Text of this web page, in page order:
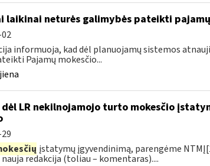
laikinai neturės galimybės pateikti
informuoja, kad dėl planuojamų sistemos
Pajamų mokesčio...
LR nekilnojamojo turto mokesčio
įstatymų įgyvendinimą, parengėme
redakcija (toliau – komentaras)....